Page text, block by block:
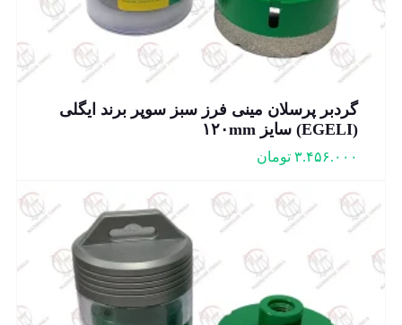
گردبر پرسلان مینی فرز سبز سوپر برند ایگلی
(EGELI) سایز ۱۲۰mm
۳.۴۵۶.۰۰۰ تومان